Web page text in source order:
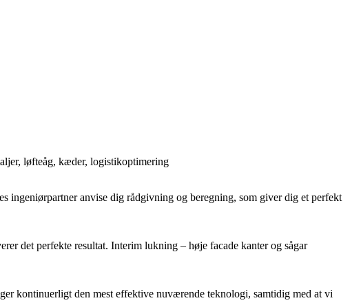
løfteåg, kæder, logistikoptimering
ingeniørpartner anvise dig rådgivning og beregning, som giver dig et perfekt
det perfekte resultat. Interim lukning – høje facade kanter og sågar
kontinuerligt den mest effektive nuværende teknologi, samtidig med at vi